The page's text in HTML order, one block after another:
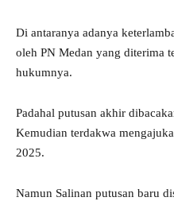
Di antaranya adanya
oleh PN Medan yang diterima
hukumnya.
Padahal putusan akhir
Kemudian terdakwa
2025.
Namun Salinan putusan baru